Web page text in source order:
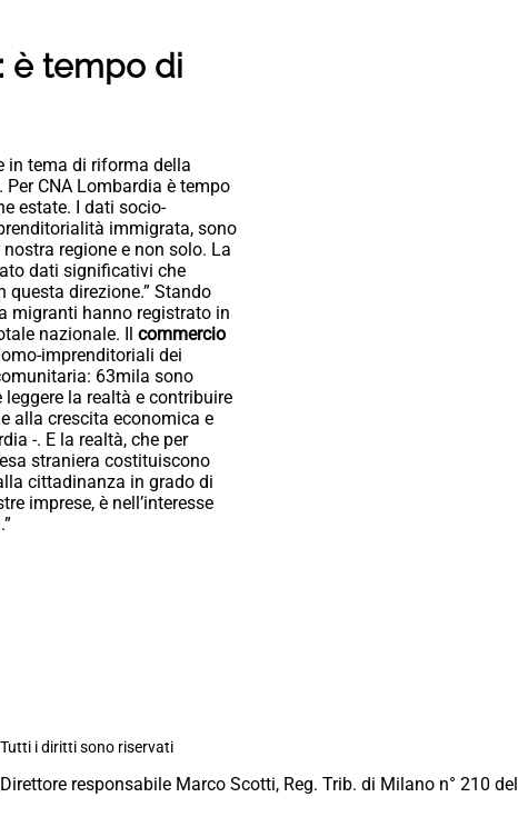
è tempo di
in tema di riforma della
. Per CNA Lombardia è tempo
estate. I dati socio-
immigrata, sono
regione e non solo. La
dati significativi che
direzione.” Stando
migranti hanno registrato in
nazionale. Il commercio
imprenditoriali dei
63mila sono
la realtà e contribuire
alla crescita economica e
-. E la realtà, che per
straniera costituiscono
cittadinanza in grado di
imprese, è nell’interesse
i diritti sono riservati
responsabile Marco Scotti, Reg. Trib. di Milano n° 210